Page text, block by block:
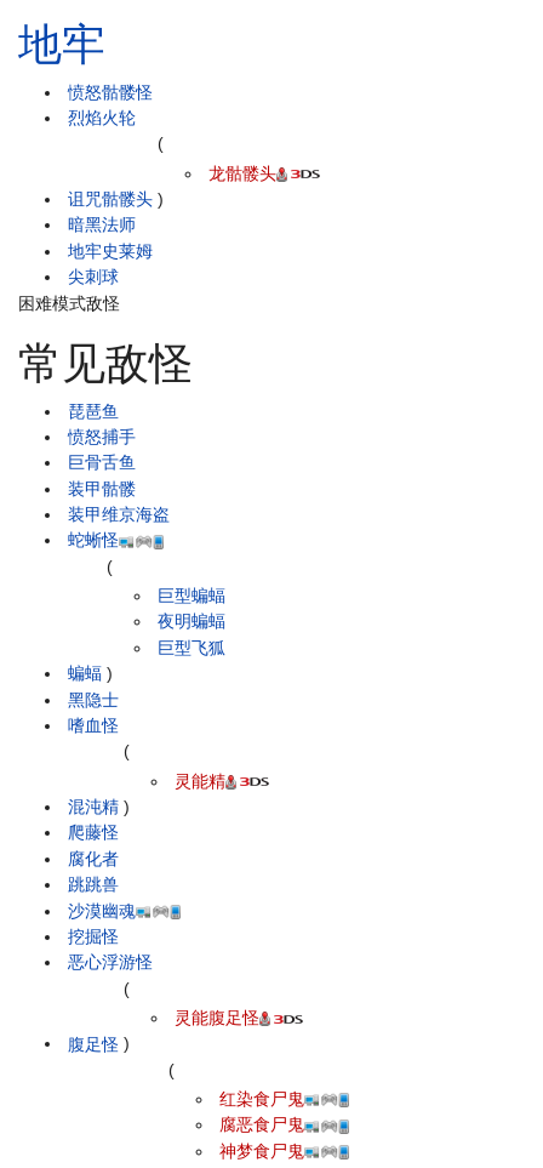
地牢
愤怒骷髅怪
烈焰火轮
诅咒骷髅头
(
龙骷髅头
)
暗黑法师
地牢史莱姆
尖刺球
困难模式敌怪
常见敌怪
琵琶鱼
愤怒捕手
巨骨舌鱼
装甲骷髅
装甲维京海盗
蛇蜥怪
蝙蝠
(
巨型蝙蝠
夜明蝙蝠
巨型飞狐
)
黑隐士
嗜血怪
混沌精
(
灵能精
)
爬藤怪
腐化者
跳跳兽
沙漠幽魂
挖掘怪
恶心浮游怪
腹足怪
(
灵能腹足怪
)
(
红染食尸鬼
腐恶食尸鬼
神梦食尸鬼